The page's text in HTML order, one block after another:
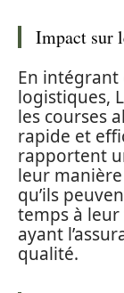
Impact sur
En
logistiques,
les courses
rapide et
rapportent
leur
qu’ils
temps à
ayant
qualité.